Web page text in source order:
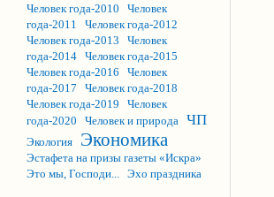
Человек года-2010
Человек
года-2011
Человек года-2012
Человек года-2013
Человек
года-2014 Человек года-2015
Человек года-2016
Человек
года-2017
Человек года-2018
Человек года-2019
Человек
года-2020
Человек и природа ЧП
Экология Экономика
Эстафета на призы газеты «Искра»
Это мы, Господи... Эхо праздника